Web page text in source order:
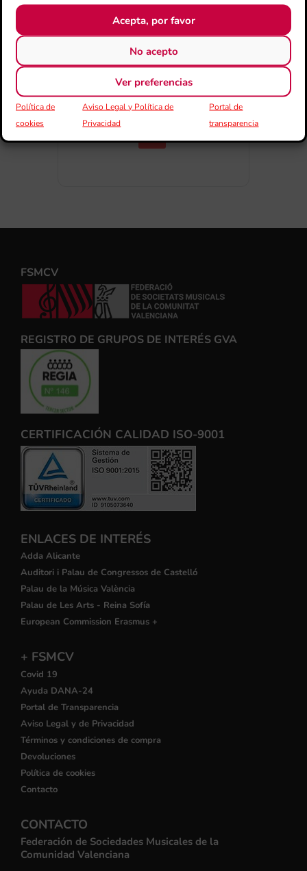
Acepta, por favor
No acepto
Ver preferencias
Política de
cookies
Aviso Legal y Política de
Privacidad
Portal de
transparencia
COMPARTIR ESTE EVENTO
FSMCV
REGISTRO DE GRUPOS DE INTERÉS GVA
CERTIFICACIÓN CALIDAD ISO-9001
ENLACES DE INTERÉS
Adda Alicante
Auditori i Palau de Congressos de Castelló
Palau de la Música València
Palau de Les Arts - Reina Sofía
European Commission Erasmus +
+ FSMCV
Covid 19
Ayuda DANA-24
Portal de Transparencia
Aviso Legal y de Privacidad
Términos y condiciones de compra
Devoluciones
Política de cookies
Contacto
CONTACTO
Federación de Sociedades Musicales de la
Comunidad Valenciana